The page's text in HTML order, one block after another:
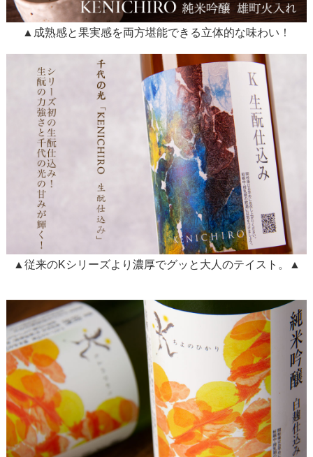
▲成熟感と果実感を両方堪能できる立体的な味わい！
▲従来のKシリーズより濃厚でグッと大人のテイスト。▲